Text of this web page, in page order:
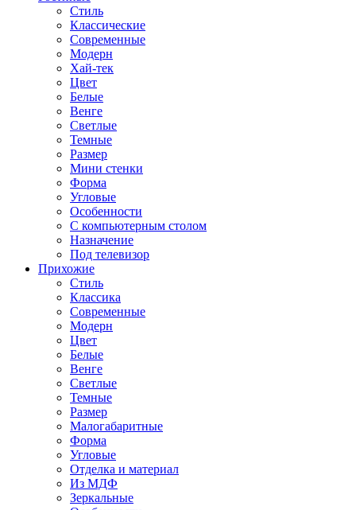
Стиль
Классические
Современные
Модерн
Хай-тек
Цвет
Белые
Венге
Светлые
Темные
Размер
Мини стенки
Форма
Угловые
Особенности
С компьютерным столом
Назначение
Под телевизор
Прихожие
Стиль
Классика
Современные
Модерн
Цвет
Белые
Венге
Светлые
Темные
Размер
Малогабаритные
Форма
Угловые
Отделка и материал
Из МДФ
Зеркальные